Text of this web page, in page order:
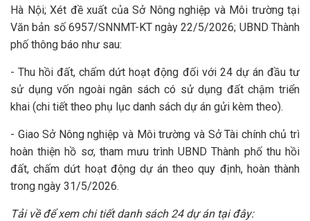
Hà Nội; Xét đề xuất của Sở Nông nghiệp và Môi trường tại
Văn bản số 6957/SNNMT-KT ngày 22/5/2026; UBND Thành
phố thông báo như sau:
- Thu hồi đất, chấm dứt hoạt động đối với 24 dự án đầu tư
sử dụng vốn ngoài ngân sách có sử dụng đất chậm triển
khai (chi tiết theo phụ lục danh sách dự án gửi kèm theo).
- Giao Sở Nông nghiệp và Môi trường và Sở Tài chính chủ trì
hoàn thiện hồ sơ, tham mưu trình UBND Thành phố thu hồi
đất, chấm dứt hoạt động dự án theo quy định, hoàn thành
trong ngày 31/5/2026.
Tải về để xem chi tiết danh sách 24 dự án tại đây: